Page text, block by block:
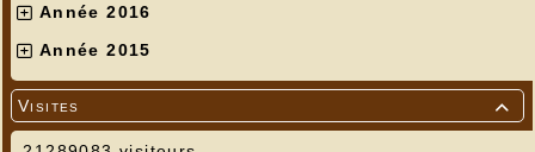
Année 2016
Année 2015

Visites